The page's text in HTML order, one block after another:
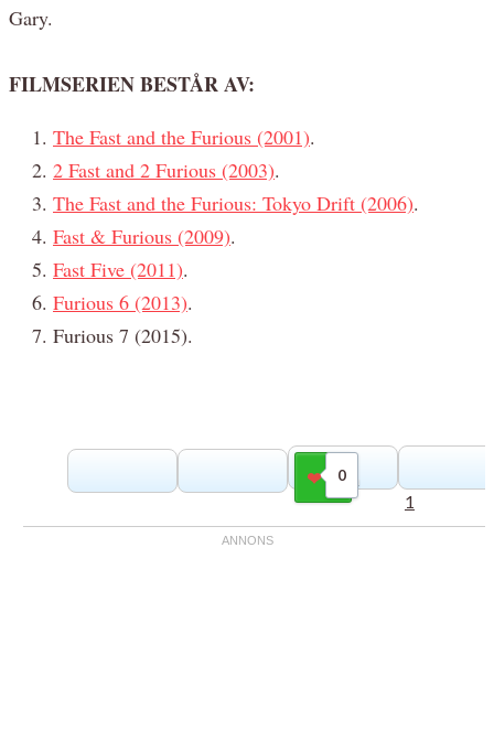
Gary.
FILMSERIEN BESTÅR AV:
The Fast and the Furious (2001).
2 Fast and 2 Furious (2003).
The Fast and the Furious: Tokyo Drift (2006).
Fast & Furious (2009).
Fast Five (2011).
Furious 6 (2013).
Furious 7 (2015).
0
Gilla
1